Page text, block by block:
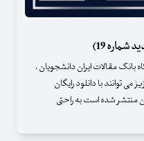
19)
بانک مقالات ایران دانشجویان ،
توانند با دانلود رایگان
منتشر شده است به راحتی